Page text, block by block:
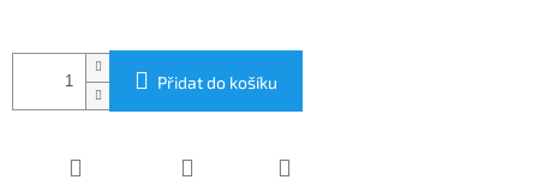
Přidat do košíku